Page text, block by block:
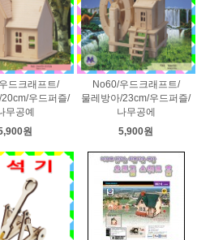
드크래프트/
우드퍼즐/
무공예
원
No60/우드크래프트/
물레방아/23cm/우드퍼즐/
나무공에
5,900원